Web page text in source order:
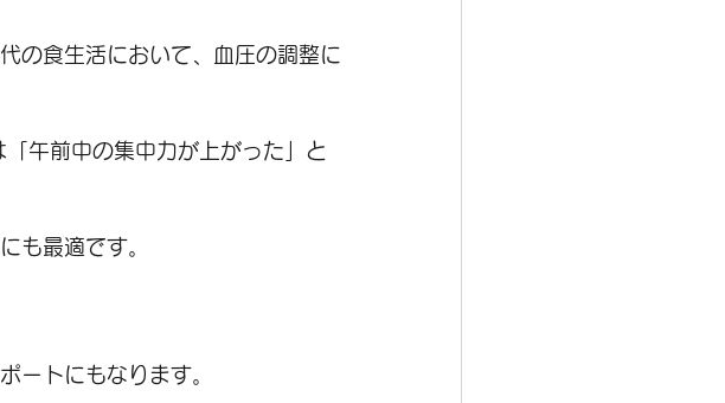
の食生活において、血圧の調整に
午前中の集中力が上がった」と
も最適です。
ートにもなります。